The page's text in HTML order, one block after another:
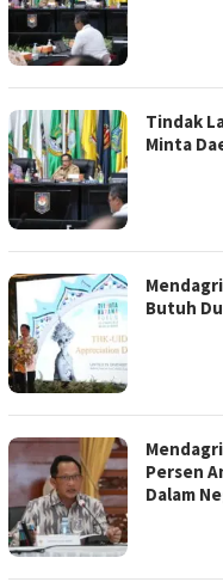
Tindak
Minta
Butuh
Persen
Dalam